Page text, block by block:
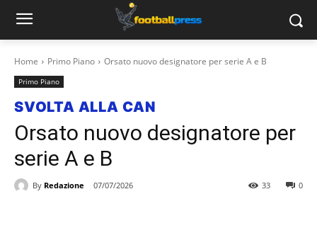
Home Primo Piano Orsato nuovo designatore per serie A e B
Primo Piano
SVOLTA ALLA CAN
Orsato nuovo designatore per
serie A e B
By Redazione 07/07/2026 0
33